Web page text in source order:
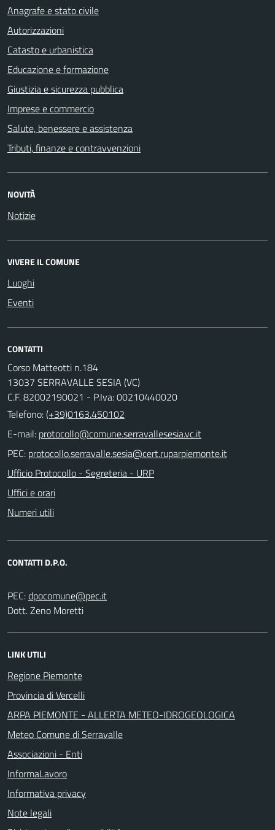
Anagrafe e stato civile
Autorizzazioni
Catasto e urbanistica
Educazione e formazione
Giustizia e sicurezza pubblica
Imprese e commercio
Salute, benessere e assistenza
Tributi, finanze e contravvenzioni
NOVITÀ
Notizie
VIVERE IL COMUNE
Luoghi
Eventi
CONTATTI
Corso Matteotti n.184
13037 SERRAVALLE SESIA (VC)
C.F. 82002190021 - P.Iva: 00210440020
Telefono:(+39)0163.450102
E-mail:
PEC:
Ufficio Protocollo - Segreteria - URP
Uffici e orari
Numeri utili
CONTATTI D.P.O.
PEC:
Dott. Zeno Moretti
LINK UTILI
Regione Piemonte
Provincia di Vercelli
ARPA PIEMONTE - ALLERTA METEO-IDROGEOLOGICA
Meteo Comune di Serravalle
Associazioni - Enti
InformaLavoro
Informativa privacy
Note legali